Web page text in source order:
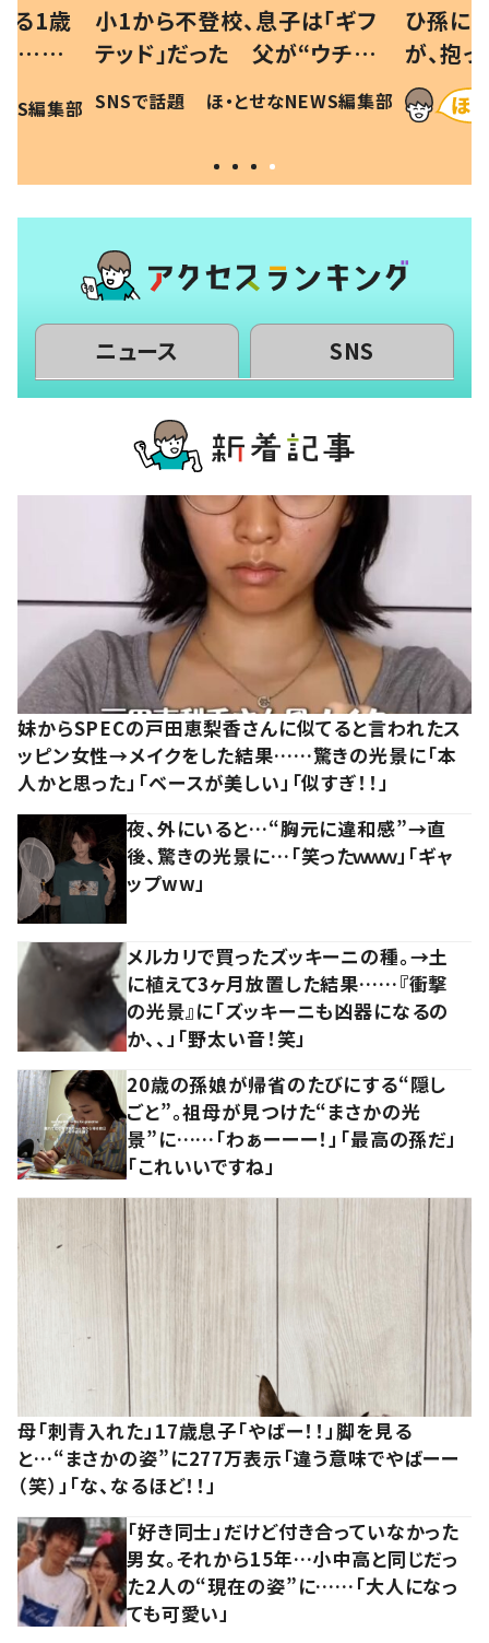
る1歳
…母
現行
編集部
小1から不登校、息子は「ギフ
テッド」だった 父が“ウチ給
食”を作り続ける理由とは #令
和の親 #令和の子
SNSで話題 ほ・とせなNEWS編集部
ひ孫に
が、抱
に「涙
方ない」
ニュース SNS
妹からSPECの戸田恵梨香さんに似てると言われたス
ッピン女性→メイクをした結果……驚きの光景に「本
人かと思った」「ベースが美しい」「似すぎ！！」
夜、外にいると…“胸元に違和感”→直
後、驚きの光景に…「笑ったｗｗｗ」「ギャ
ップww」
メルカリで買ったズッキーニの種。→土
に植えて3ヶ月放置した結果……『衝撃
の光景』に「ズッキーニも凶器になるの
か、、」「野太い音！笑」
20歳の孫娘が帰省のたびにする“隠し
ごと”。祖母が見つけた“まさかの光
景”に……「わぁーーー！」「最高の孫だ」
「これいいですね」
母「刺青入れた」17歳息子「やばー！！」脚を見る
と…“まさかの姿”に277万表示「違う意味でやばーー
（笑）」「な、なるほど！！」
「好き同士」だけど付き合っていなかった
男女。それから15年…小中高と同じだっ
た2人の“現在の姿”に……「大人になっ
ても可愛い」